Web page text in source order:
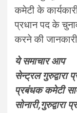
कमेटी के
प्रधान पद के
करने की
ये समाचार आप
सेन्ट्रल गुरुद्वारा
प्रबंधक कमेटी
सोनारी,गुरुद्वारा